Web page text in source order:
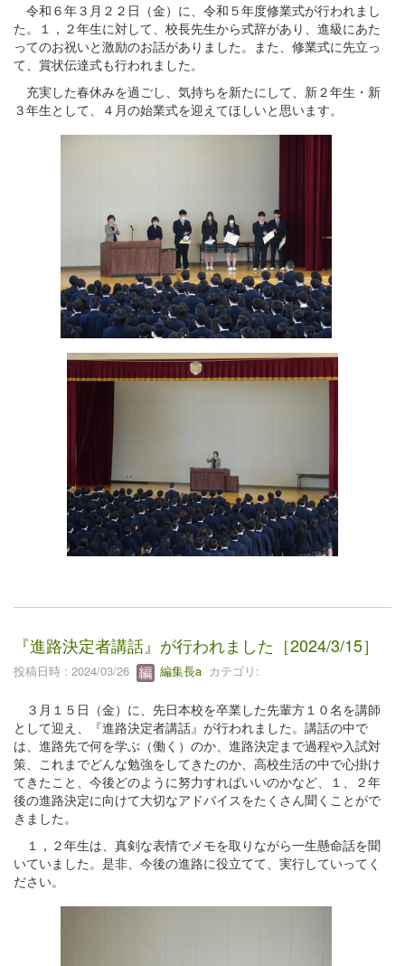
令和６年３月２２日（金）に、令和５年度修業式が行われまし
た。１，２年生に対して、校長先生から式辞があり、進級にあた
ってのお祝いと激励のお話がありました。また、修業式に先立っ
て、賞状伝達式も行われました。
充実した春休みを過ごし、気持ちを新たにして、新２年生・新
３年生として、４月の始業式を迎えてほしいと思います。
『進路決定者講話』が行われました［2024/3/15］
投稿日時 : 2024/03/26 編集長a カテゴリ:
３月１５日（金）に、先日本校を卒業した先輩方１０名を講師
として迎え、『進路決定者講話』が行われました。講話の中で
は、進路先で何を学ぶ（働く）のか、進路決定まで過程や入試対
策、これまでどんな勉強をしてきたのか、高校生活の中で心掛け
てきたこと、今後どのように努力すればいいのかなど、１、２年
後の進路決定に向けて大切なアドバイスをたくさん聞くことがで
きました。
１，２年生は、真剣な表情でメモを取りながら一生懸命話を聞
いていました。是非、今後の進路に役立てて、実行していってく
ださい。